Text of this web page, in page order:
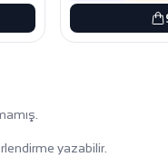
yazabilir.